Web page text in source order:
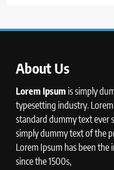
About Us
Lorem Ipsum is simply
typesetting industry.
standard dummy text ever
simply dummy text of the
Lorem Ipsum has been
since the 1500s,